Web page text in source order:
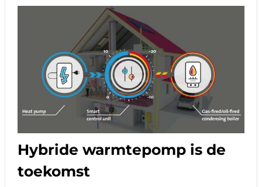
Hybride warmtepomp is de
toekomst